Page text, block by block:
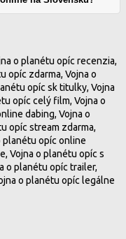
o planétu opíc recenzia,
opíc zdarma, Vojna o
opíc sk titulky, Vojna
opíc celý film, Vojna o
dabing, Vojna o
opíc stream zdarma,
planétu opíc online
Vojna o planétu opíc s
o planétu opíc trailer,
o planétu opíc legálne